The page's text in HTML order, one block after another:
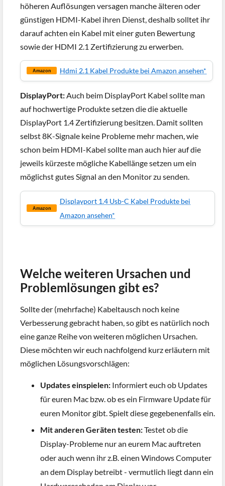
höheren Auflösungen versagen manche älteren oder
günstigen HDMI-Kabel ihren Dienst, deshalb solltet ihr
darauf achten ein Kabel mit einer guten Bewertung
sowie der HDMI 2.1 Zertifizierung zu erwerben.
Amazon Hdmi 2.1 Kabel Produkte bei Amazon ansehen*
DisplayPort:Auch beim DisplayPort Kabel sollte man
auf hochwertige Produkte setzen die die aktuelle
DisplayPort 1.4 Zertifizierung besitzen. Damit sollten
selbst 8K-Signale keine Probleme mehr machen, wie
schon beim HDMI-Kabel sollte man auch hier auf die
jeweils kürzeste mögliche Kabellänge setzen um ein
möglichst gutes Signal an den Monitor zu senden.
Amazon
Displayport 1.4 Usb-C Kabel Produkte bei
Amazon ansehen*
Welche weiteren Ursachen und
Problemlösungen gibt es?
Sollte der (mehrfache) Kabeltausch noch keine
Verbesserung gebracht haben, so gibt es natürlich noch
eine ganze Reihe von weiteren möglichen Ursachen.
Diese möchten wir euch nachfolgend kurz erläutern mit
möglichen Lösungsvorschlägen:
Updates einspielen: Informiert euch ob Updates
für euren Mac bzw. ob es ein Firmware Update für
euren Monitor gibt. Spielt diese gegebenenfalls ein.
Mit anderen Geräten testen:Testet ob die
Display-Probleme nur an eurem Mac auftreten
oder auch wenn ihr z.B. einen Windows Computer
an dem Display betreibt - vermutlich liegt dann ein